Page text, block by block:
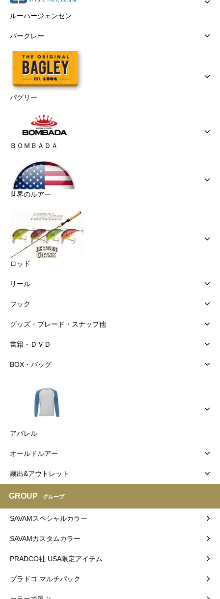
ルーハージェンセン
バークレー
バグリー
ＢＯＭＢＡＤＡ
世界のルアー
ロッド
リール
フック
グッズ・ブレード・スナップ他
書籍・ＤＶＤ
BOX・バッグ
アパレル
オールドルアー
蔵出&アウトレット
GROUP グループ
SAVAMスペシャルカラー
SAVAMカスタムカラー
PRADCO社 USA限定アイテム
プラドコ マルチパック